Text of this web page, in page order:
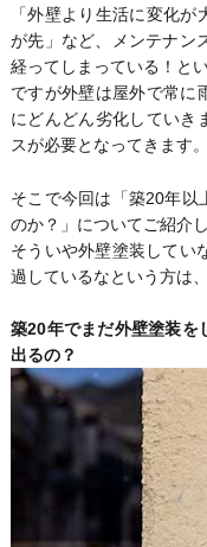
「外壁より生活に変化
が先」など、メンテナン
経ってしまっている！と
ですが外壁は屋外で常に
にどんどん劣化していき
スが必要となってきます。
そこで今回は「築20年以
のか？」についてご紹介
そういや外壁塗装してい
過しているなという方は
築20年でまだ外壁塗装を
出るの？